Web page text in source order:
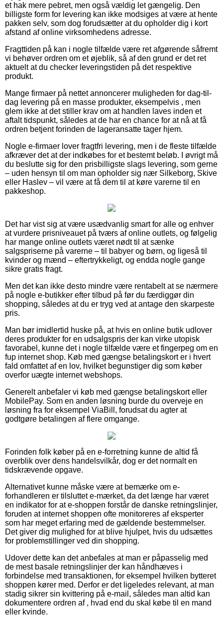
et hak mere pebret, men også vældig let gængelig. Den
billigste form for levering kan ikke modsiges at være at hente
pakken selv, som dog forudsætter at du opholder dig i kort
afstand af online virksomhedens adresse.
Fragttiden på kan i nogle tilfælde være ret afgørende såfremt
vi behøver ordren om et øjeblik, så af den grund er det ret
aktuelt at du checker leveringstiden på det respektive
produkt.
Mange firmaer på nettet annoncerer muligheden for dag-til-
dag levering på en masse produkter, eksempelvis , men
glem ikke at det stiller krav om at handlen laves inden et
aftalt tidspunkt, således at de har en chance for at nå at få
ordren betjent forinden de lageransatte tager hjem.
Nogle e-firmaer lover fragtfri levering, men i de fleste tilfælde
afkræver det at der indkøbes for et bestemt beløb. I øvrigt må
du beslutte sig for den prisbilligste slags levering, som gerne
– uden hensyn til om man opholder sig nær Silkeborg, Skive
eller Haslev – vil være at få dem til at køre varerne til en
pakkeshop.
Det har vist sig at være usædvanlig smart for alle og enhver
at vurdere prisniveauet på tværs af online outlets, og følgelig
har mange online outlets været nødt til at sænke
salgspriserne på varerne – til babyer og børn, og ligeså til
kvinder og mænd – eftertrykkeligt, og endda nogle gange
sikre gratis fragt.
Men det kan ikke desto mindre være rentabelt at se nærmere
på nogle e-butikker efter tilbud på før du færdiggør din
shopping, således at du er tryg ved at antage den skarpeste
pris.
Man bør imidlertid huske på, at hvis en online butik udlover
deres produkter for en udsalgspris der kan virke utopisk
favorabel, kunne det i nogle tilfælde være et fingerpeg om en
fup internet shop. Køb med gængse betalingskort er i hvert
fald omfattet af en lov, hvilket begunstiger dig som køber
overfor uægte internet webshops.
Generelt anbefaler vi køb med gængse betalingskort eller
MobilePay. Som en anden løsning burde du overveje en
løsning fra for eksempel ViaBill, forudsat du agter at
godtgøre betalingen af flere omgange.
Forinden folk køber på en e-forretning kunne de altid få
overblik over dens handelsvilkår, dog er det normalt en
tidskrævende opgave.
Alternativet kunne måske være at bemærke om e-
forhandleren er tilsluttet e-mærket, da det længe har været
en indikator for at e-shoppen forstår de danske retningslinjer,
foruden at internet shoppen ofte monitoreres af eksperter
som har meget erfaring med de gældende bestemmelser.
Det giver dig mulighed for at blive hjulpet, hvis du udsættes
for problemstillinger ved din shopping.
Udover dette kan det anbefales at man er påpasselig med
de mest basale retningslinjer der kan håndhæves i
forbindelse med transaktionen, for eksempel hvilken bytteret
shoppen kører med. Derfor er det ligeledes relevant, at man
stadig sikrer sin kvittering på e-mail, således man altid kan
dokumentere ordren af , hvad end du skal købe til en mand
eller kvinde.